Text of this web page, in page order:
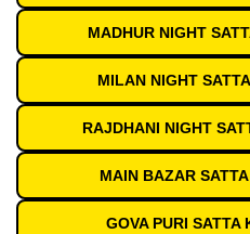
MADHUR NIGHT
MILAN NIGHT
RAJDHANI NIGHT
MAIN BAZAR
GOVA PURI SATTA